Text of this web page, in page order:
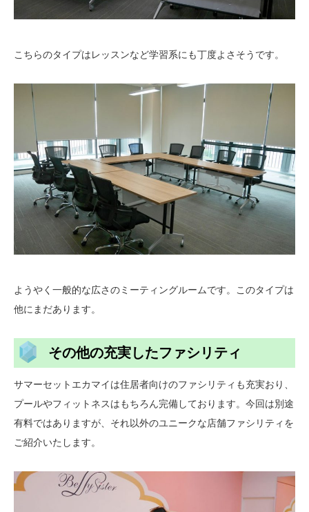
こちらのタイプはレッスンなど学習系にも丁度よさそうです。
ようやく一般的な広さのミーティングルームです。このタイプは
他にまだあります。
その他の充実したファシリティ
サマーセットエカマイは住居者向けのファシリティも充実おり、
プールやフィットネスはもちろん完備しております。今回は別途
有料ではありますが、それ以外のユニークな店舗ファシリティを
ご紹介いたします。